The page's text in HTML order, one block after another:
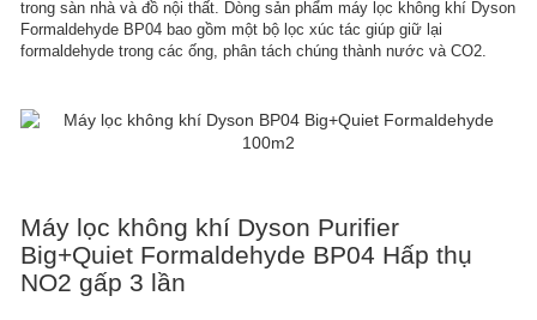
trong sàn nhà và đồ nội thất. Dòng sản phẩm máy lọc không khí Dyson
Formaldehyde BP04 bao gồm một bộ lọc xúc tác giúp giữ lại
formaldehyde trong các ống, phân tách chúng thành nước và CO2.
Máy lọc không khí Dyson Purifier
Big+Quiet Formaldehyde BP04 Hấp thụ
NO2 gấp 3 lần